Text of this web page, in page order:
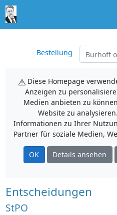
Bestellung
Diese Homepage
Anzeigen zu
Medien anbieten zu
Website zu
Informationen zu Ihrer
Partner für soziale Medien,
OK Details ansehen
Entscheidungen
StPO